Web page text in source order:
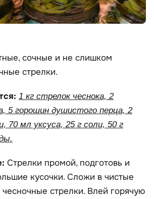
сочные и не слишком
стрелки.
1 кг стрелок чеснока, 2
5 горошин душистого перца, 2
70 мл уксуса, 25 г соли, 50 г
Стрелки промой, подготовь и
кусочки. Сложи в чистые
стрелки. Влей горячую